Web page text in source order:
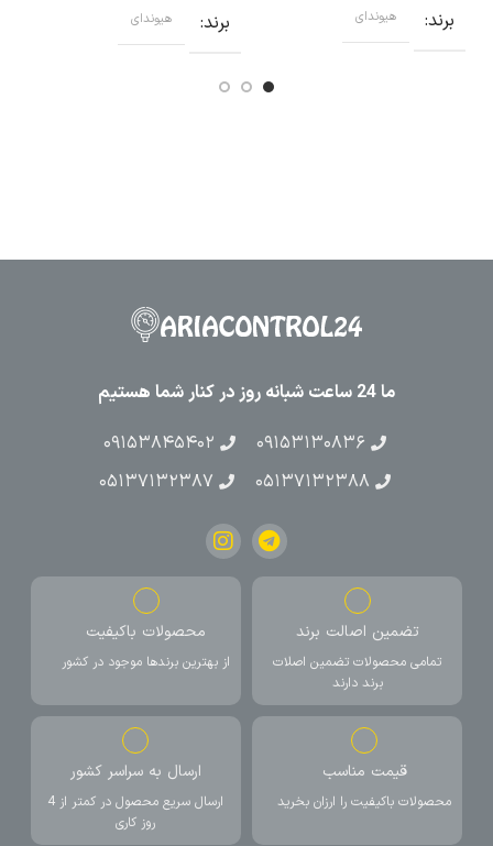
برند هیوندای برند هیوندای
ما 24 ساعت شبانه روز در کنار شما هستیم
۰۹۱۵۳۱۳۰۸۳۶
۰۹۱۵۳۸۴۵۴۰۲
۰۵۱۳۷۱۳۲۳۸۸
۰۵۱۳۷۱۳۲۳۸۷
تضمین اصالت برند
تمامی محصولات تضمین اصلات
برند دارند
محصولات باکیفیت
از بهترین برندها موجود در کشور
قیمت مناسب
محصولات باکیفیت را ارزان بخرید
ارسال به سراسر کشور
ارسال سریع محصول در کمتر از 4
روز کاری